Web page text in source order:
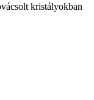
kristályokban